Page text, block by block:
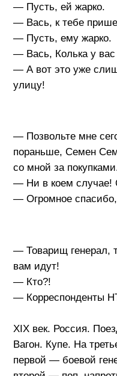
— Пусть, ей жарко.
— Вась, к тебе
— Пусть, ему жарко.
— Вась, Колька у
— А вот это уже
улицу!
— Позвольте мне
пораньше, Семен
со мной за
— Ни в коем случае!
— Огромное
— Товарищ генерал,
вам идут!
— Кто?!
— Корреспонденты
XIX век. Россия.
Вагон. Купе. На
первой — боевой